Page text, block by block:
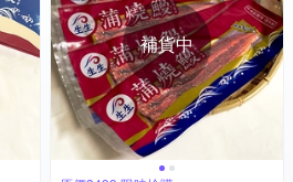
補貨中